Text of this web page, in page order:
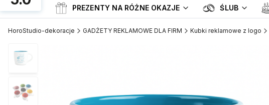
PREZENTY NA RÓŻNE OKAZJE ŚLUB
HoroStudio-dekoracje GADŻETY REKLAMOWE DLA FIRM Kubki reklamowe z logo